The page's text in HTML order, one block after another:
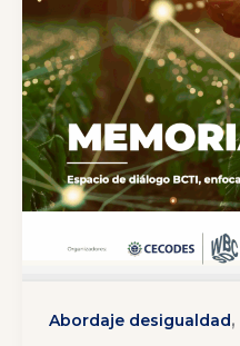
Abordaje desigualdad,